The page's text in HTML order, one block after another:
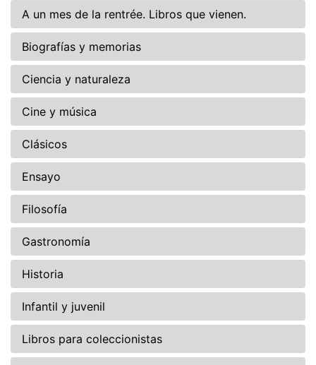
A un mes de la rentrée. Libros que vienen.
Biografías y memorias
Ciencia y naturaleza
Cine y música
Clásicos
Ensayo
Filosofía
Gastronomía
Historia
Infantil y juvenil
Libros para coleccionistas